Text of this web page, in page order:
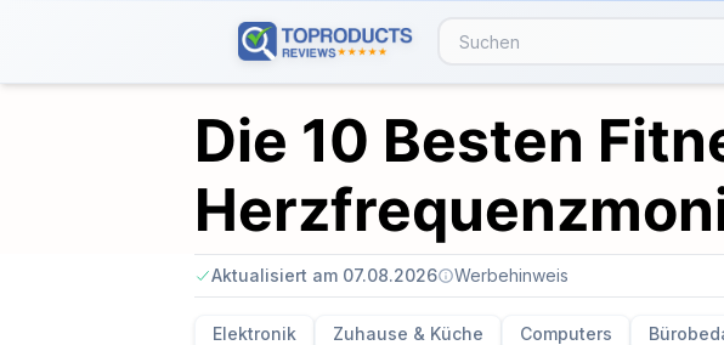
Die 10 Besten
Aktualisiert am 07.08.2026 Werbehinweis
Elektronik Zuhause & Küche Computers